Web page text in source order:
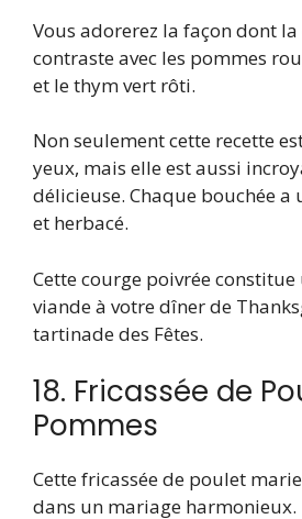
Vous adorerez la façon dont
contraste avec les pommes
et le thym vert rôti.
Non seulement cette recette
yeux, mais elle est aussi
délicieuse. Chaque bouchée a
et herbacé.
Cette courge poivrée
viande à votre dîner de
tartinade des Fêtes.
18. Fricassée de
Pommes
Cette fricassée de poulet
dans un mariage harmonieux.